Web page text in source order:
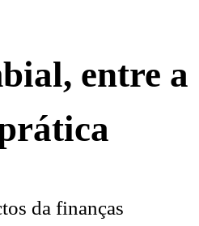
entre a
da finanças